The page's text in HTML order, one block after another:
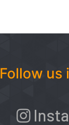
Follow us